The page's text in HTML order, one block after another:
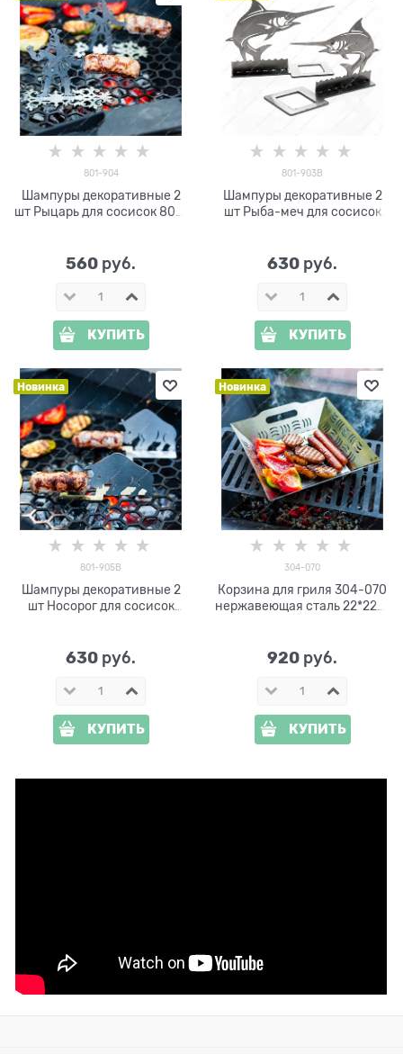
801-904
Шампуры декоративные 2
шт Рыцарь для сосисок 801-
560 руб.
КУПИТЬ
801-903B
Шампуры декоративные 2
шт Рыба-меч для сосисок
630 руб.
КУПИТЬ
Новинка
801-905B
Шампуры декоративные 2
шт Носорог для сосисок
630 руб.
КУПИТЬ
Новинка
304-070
Корзина для гриля 304-070
нержавеющая сталь 22*22*5
920 руб.
КУПИТЬ